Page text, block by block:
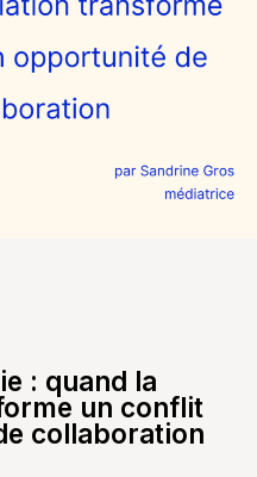
: quand la
un conflit
collaboration